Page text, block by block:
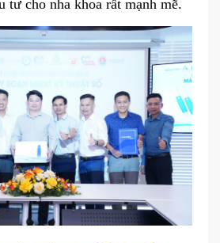
tư cho nha khoa rất mạnh mẽ.